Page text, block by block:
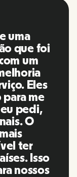
em
passado.
e
oportuna,
nossa
e
para